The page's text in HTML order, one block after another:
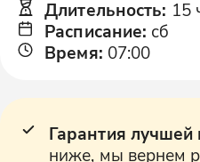
Длительность: 15
Расписание: сб
Время: 07:00
Гарантия
ниже, мы вернем